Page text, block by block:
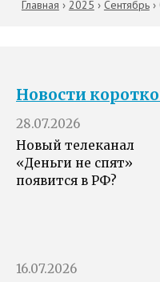
Главная › 2025 › Сентябрь›
Новости
28.07.2026
Новый телеканал
«Деньги не спят»
появится в РФ?
16.07.2026